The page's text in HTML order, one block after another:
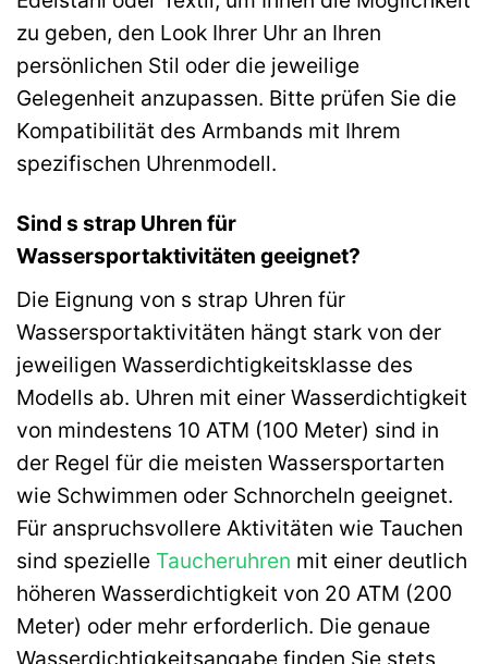
zu geben, den Look Ihrer Uhr an Ihren
persönlichen Stil oder die jeweilige
Gelegenheit anzupassen. Bitte prüfen Sie die
Kompatibilität des Armbands mit Ihrem
spezifischen Uhrenmodell.
Sind s strap Uhren für
Wassersportaktivitäten geeignet?
Die Eignung von s strap Uhren für
Wassersportaktivitäten hängt stark von der
jeweiligen Wasserdichtigkeitsklasse des
Modells ab. Uhren mit einer Wasserdichtigkeit
von mindestens 10 ATM (100 Meter) sind in
der Regel für die meisten Wassersportarten
wie Schwimmen oder Schnorcheln geeignet.
Für anspruchsvollere Aktivitäten wie Tauchen
sind spezielle Taucheruhren mit einer deutlich
höheren Wasserdichtigkeit von 20 ATM (200
Meter) oder mehr erforderlich. Die genaue
Wasserdichtigkeitsangabe finden Sie stets